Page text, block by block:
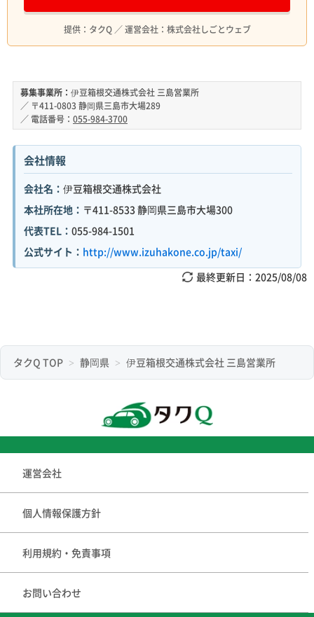
提供：タクQ ／ 運営会社：株式会社しごとウェブ
募集事業所： 伊豆箱根交通株式会社 三島営業所
／ 〒411-0803 静岡県三島市大場289
／ 電話番号： 055-984-3700
会社情報
会社名： 伊豆箱根交通株式会社
本社所在地： 〒411-8533 静岡県三島市大場300
代表TEL： 055-984-1501
公式サイト： http://www.izuhakone.co.jp/taxi/
最終更新日： 2025/08/08
タクQ TOP 静岡県 伊豆箱根交通株式会社 三島営業所
運営会社
個人情報保護方針
利用規約・免責事項
お問い合わせ